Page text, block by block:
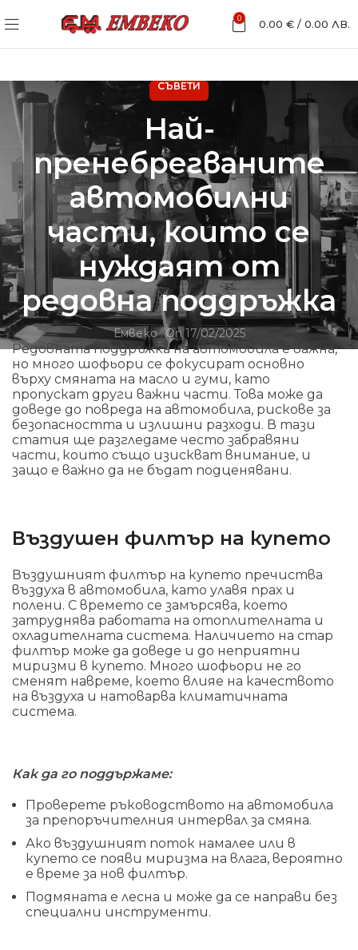
0 0.00 € / 0.00 ЛВ.
СЪВЕТИ
Най-
пренебрегваните
автомобилни
части, които се
нуждаят от
редовна поддръжка
Емвеко On 17/02/2025
Редовната поддръжка на автомобила е важна,
но много шофьори се фокусират основно
върху смяната на масло и гуми, като
пропускат други важни части. Това може да
доведе до повреда на автомобила, рискове за
безопасността и излишни разходи. В тази
статия ще разгледаме често забравяни
части, които също изискват внимание, и
защо е важно да не бъдат подценявани.
Въздушен филтър на купето
Въздушният филтър на купето пречиства
въздуха в автомобила, като улавя прах и
полени. С времето се замърсява, което
затруднява работата на отоплителната и
охладителната система. Наличието на стар
филтър може да доведе и до неприятни
миризми в купето. Много шофьори не го
сменят навреме, което влияе на качеството
на въздуха и натоварва климатичната
система.
Как да го поддържаме:
Проверете ръководството на автомобила
за препоръчителния интервал за смяна.
Ако въздушният поток намалее или в
купето се появи миризма на влага, вероятно
е време за нов филтър.
Подмяната е лесна и може да се направи без
специални инструменти.